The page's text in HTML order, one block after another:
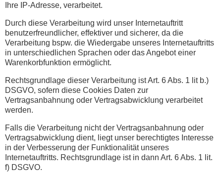
Ihre IP-Adresse, verarbeitet.
Durch diese Verarbeitung wird unser Internetauftritt
benutzerfreundlicher, effektiver und sicherer, da die
Verarbeitung bspw. die Wiedergabe unseres Internetauftritts
in unterschiedlichen Sprachen oder das Angebot einer
Warenkorbfunktion ermöglicht.
Rechtsgrundlage dieser Verarbeitung ist Art. 6 Abs. 1 lit b.)
DSGVO, sofern diese Cookies Daten zur
Vertragsanbahnung oder Vertragsabwicklung verarbeitet
werden.
Falls die Verarbeitung nicht der Vertragsanbahnung oder
Vertragsabwicklung dient, liegt unser berechtigtes Interesse
in der Verbesserung der Funktionalität unseres
Internetauftritts. Rechtsgrundlage ist in dann Art. 6 Abs. 1 lit.
f) DSGVO.